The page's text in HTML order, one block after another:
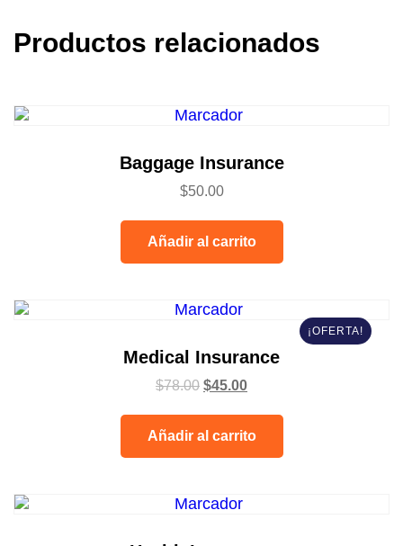
Productos relacionados
Baggage Insurance
$50.00
Añadir al carrito
¡OFERTA!
Medical Insurance
$78.00 $45.00
Añadir al carrito